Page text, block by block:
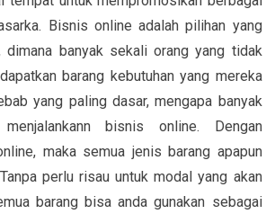
Bisnis online adalah pilihan yang
banyak sekali orang yang tidak
barang kebutuhan yang mereka
yang paling dasar, mengapa banyak
bisnis online. Dengan
maka semua jenis barang apapun
perlu risau untuk modal yang akan
barang bisa anda gunakan sebagai